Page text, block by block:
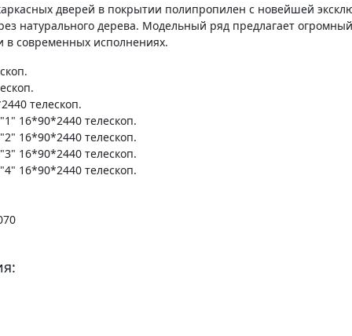
дверей в покрытии полипропилен с новейшей
натурального дерева. Модельный ряд предлагает
в современных исполнениях.
телескоп.
16*90*2440 телескоп.
16*90*2440 телескоп.
16*90*2440 телескоп.
16*90*2440 телескоп.